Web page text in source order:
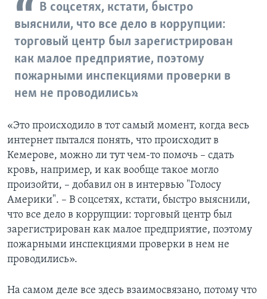
В соцсетях, кстати, быстро
выяснили, что все дело в коррупции:
торговый центр был зарегистрирован
как малое предприятие, поэтому
пожарными инспекциями проверки в
нем не проводились».
«Это происходило в тот самый момент, когда весь
интернет пытался понять, что происходит в
Кемерове, можно ли тут чем-то помочь – сдать
кровь, например, и как вообще такое могло
произойти, – добавил он в интервью "Голосу
Америки". – В соцсетях, кстати, быстро выяснили,
что все дело в коррупции: торговый центр был
зарегистрирован как малое предприятие, поэтому
пожарными инспекциями проверки в нем не
проводились».
На самом деле все здесь взаимосвязано, потому что